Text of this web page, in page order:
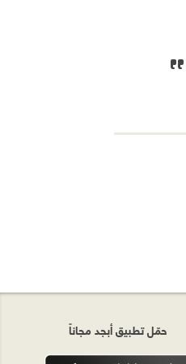
حمّل تطبيق أبجد مجاناً